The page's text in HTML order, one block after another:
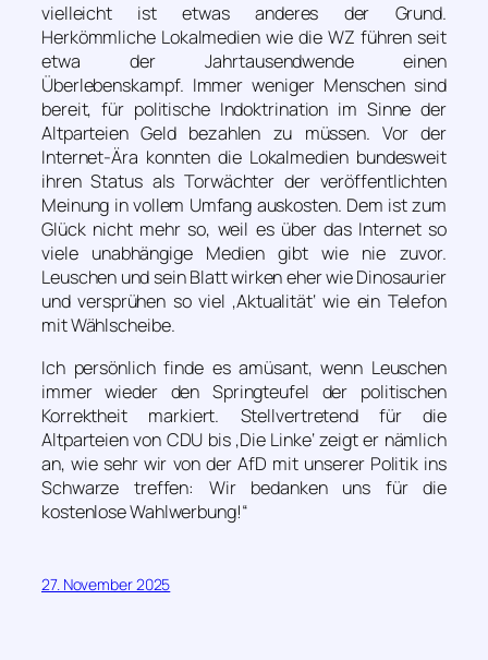
vielleicht ist etwas anderes der Grund.
Herkömmliche Lokalmedien wie die WZ führen seit
etwa der Jahrtausendwende einen
Überlebenskampf. Immer weniger Menschen sind
bereit, für politische Indoktrination im Sinne der
Altparteien Geld bezahlen zu müssen. Vor der
Internet-Ära konnten die Lokalmedien bundesweit
ihren Status als Torwächter der veröffentlichten
Meinung in vollem Umfang auskosten. Dem ist zum
Glück nicht mehr so, weil es über das Internet so
viele unabhängige Medien gibt wie nie zuvor.
Leuschen und sein Blatt wirken eher wie Dinosaurier
und versprühen so viel ‚Aktualität‘ wie ein Telefon
mit Wählscheibe.
Ich persönlich finde es amüsant, wenn Leuschen
immer wieder den Springteufel der politischen
Korrektheit markiert. Stellvertretend für die
Altparteien von CDU bis ‚Die Linke‘ zeigt er nämlich
an, wie sehr wir von der AfD mit unserer Politik ins
Schwarze treffen: Wir bedanken uns für die
kostenlose Wahlwerbung!“
27. November 2025